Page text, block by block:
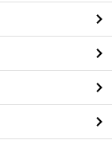
る